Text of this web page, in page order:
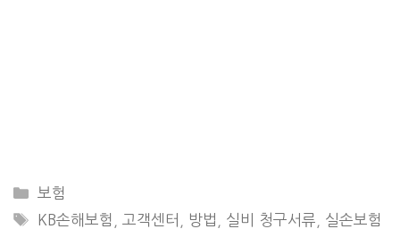
CATEGORIES
보험
TAGS
KB손해보험 고객센터 방법 실비 청구서류
실손보험